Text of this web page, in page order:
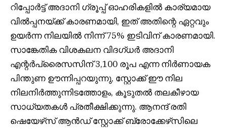
റിപ്പോർട്ട് അദാനി ഗ്രൂപ്പ് ഓഹരികളിൽ കാര്യമായ
വിൽപ്പനയ്ക്ക് കാരണമായി, ഇത് അതിന്റെ ഏറ്റവും
ഉയർന്ന നിലയിൽ നിന്ന് 75% ഇടിവിന് കാരണമായി.
സാങ്കേതിക വിശകലന വിദഗ്ധർ അദാനി
എന്റർപ്രൈസസിന് 3,100 രൂപ എന്ന നിർണായക
പിന്തുണ ഊന്നിപ്പറയുന്നു, സ്റ്റോക്ക് ഈ നില
നിലനിർത്തുന്നിടത്തോളം, കൂടുതൽ തലകീഴായ
സാധ്യതകൾ പ്രതീക്ഷിക്കുന്നു. ആനന്ദ് രതി
ഷെയേഴ്‌സ് ആൻഡ് സ്റ്റോക്ക് ബ്രോക്കേഴ്‌സിലെ